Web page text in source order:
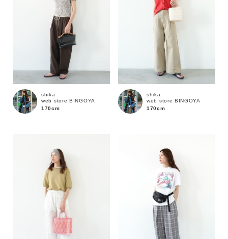
shika
web store BINGOYA
170cm
shika
web store BINGOYA
170cm